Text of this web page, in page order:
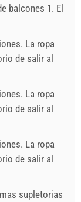
preguntas,
consulta".
balcones 1. El
La ropa
de salir al
La ropa
de salir al
La ropa
de salir al
supletorias